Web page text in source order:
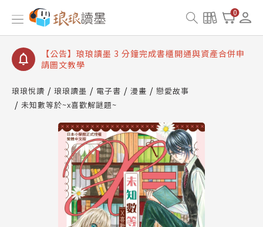
0
【公告】琅琅讀墨數位閱讀資產合併與書櫃開通申請
【公告】琅琅讀墨書櫃開通常見問題
【公告】琅琅讀墨 3 分鐘完成書櫃開通與資產合併申
請圖文教學
查詢
【公告】琅琅讀墨數位閱讀資產合併與書櫃開通申請
琅琅悅讀 琅琅讀墨 電子書 漫畫
戀愛故事
未知數等於~x喜歡解謎題~